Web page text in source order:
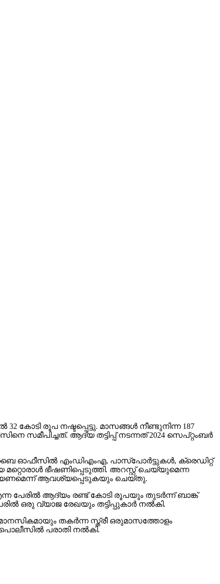
കോടി രൂപ നഷ്ടപ്പെട്ടു. മാസങ്ങള്‍ നീണ്ടുനിന്ന 187
സമീപിച്ചത്. ആദ്യ തട്ടിപ്പ് നടന്നത് 2024 സെപ്റ്റംബര്‍
ഓഫീസില്‍ എംഡിഎംഎ, പാസ്പോര്‍ട്ടുകള്‍, ക്രെഡിറ്റ്
ഭീഷണിപ്പെടുത്തി. അറസ്റ്റ് ചെയ്യുമെന്ന
ആവശ്യപ്പെടുകയും ചെയ്തു.
എന്ന പേരില്‍ ആദ്യം രണ്ട് കോടി രൂപയും തുടര്‍ന്ന് ബാങ്ക്
ഒരു വ്യാജ രേഖയും തട്ടിപ്പുകാര്‍ നല്‍കി.
മാനസികമായും തകര്‍ന്ന സ്ത്രീ ഒരുമാസത്തോളം
പൊലീസില്‍ പരാതി നല്‍കി.